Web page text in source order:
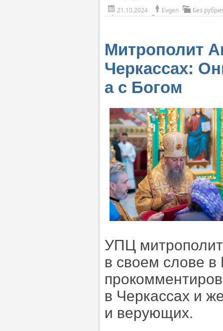
21.10.2024 Evgen Без
Митрополит
Черкассах:
а с Богом
УПЦ
в своем слове
в Черкассах и
и верующих.